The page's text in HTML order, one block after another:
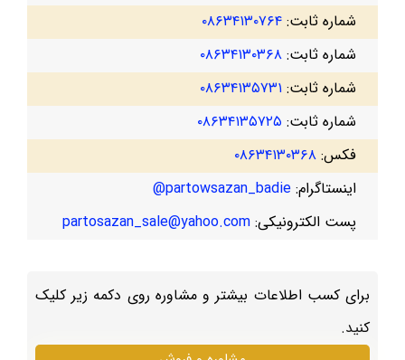
شماره ثابت: ۰۸۶۳۴۱۳۰۷۶۴
شماره ثابت: ۰۸۶۳۴۱۳۰۳۶۸
شماره ثابت: ۰۸۶۳۴۱۳۵۷۳۱
شماره ثابت: ۰۸۶۳۴۱۳۵۷۲۵
فکس: ۰۸۶۳۴۱۳۰۳۶۸
اینستاگرام: partowsazan_badie@
پست الکترونیکی: partosazan_sale@yahoo.com
برای کسب اطلاعات بیشتر و مشاوره روی دکمه زیر کلیک
کنید.